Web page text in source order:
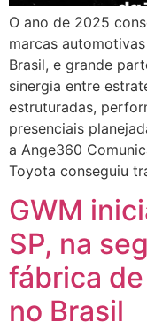
O ano de 2025
marcas
Brasil, e grande
sinergia entre
estruturadas,
presenciais
a Ange360
Toyota conseguiu
GWM
SP, na
fábrica
no Brasil